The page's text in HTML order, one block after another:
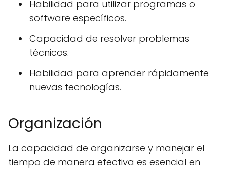
Habilidad para utilizar programas o
software específicos.
Capacidad de resolver problemas
técnicos.
Habilidad para aprender rápidamente
nuevas tecnologías.
Organización
La capacidad de organizarse y manejar el
tiempo de manera efectiva es esencial en